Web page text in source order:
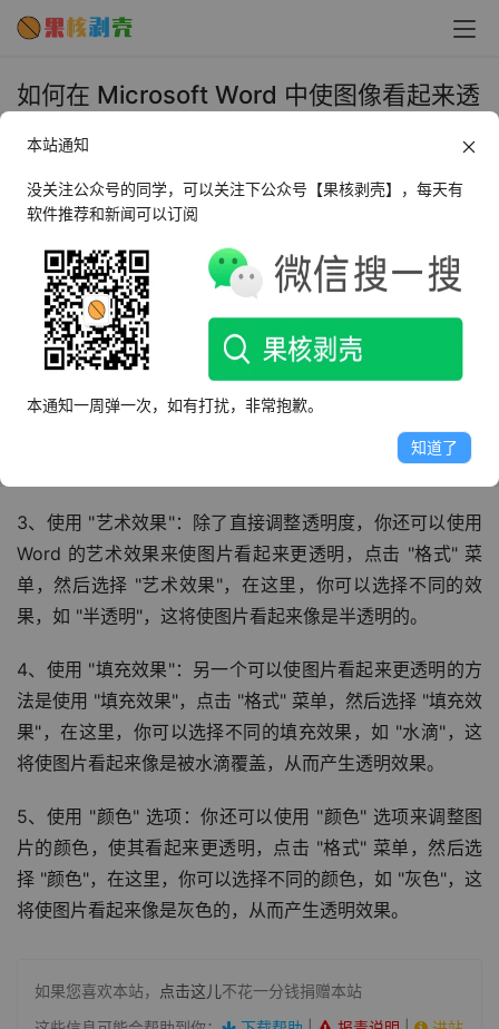
如何在 Microsoft Word 中使图像看起来透
2024年3月19日 上午10:22 • 教程
1、插入图片：我们需要在 Word 文档中插入我们想要使其
透明的图片，点击 "插入" 菜单，然后选择 "图片"，从你的
电脑中选择你想要插入的图片。
2、调整图片透明度：插入图片后，点击图片以选中它，然
后在顶部的 "格式" 菜单中，找到 "图片边框" 选项，在弹出
的对话框中，你可以看到 "透明度" 滑块，通过调整这个滑
3、使用 "艺术效果"：除了直接调整透明度，你还可以使用
Word 的艺术效果来使图片看起来更透明，点击 "格式" 菜
单，然后选择 "艺术效果"，在这里，你可以选择不同的效
果，如 "半透明"，这将使图片看起来像是半透明的。
4、使用 "填充效果"：另一个可以使图片看起来更透明的方
法是使用 "填充效果"，点击 "格式" 菜单，然后选择 "填充效
果"，在这里，你可以选择不同的填充效果，如 "水滴"，这
将使图片看起来像是被水滴覆盖，从而产生透明效果。
5、使用 "颜色" 选项：你还可以使用 "颜色" 选项来调整图
片的颜色，使其看起来更透明，点击 "格式" 菜单，然后选
择 "颜色"，在这里，你可以选择不同的颜色，如 "灰色"，这
将使图片看起来像是灰色的，从而产生透明效果。
如果您喜欢本站， 点击这儿不花一分钱捐赠本站
本站通知
没关注公众号的同学，可以关注下公众号【果核剥壳】，每天有
软件推荐和新闻可以订阅
本通知一周弹一次，如有打扰，非常抱歉。
知道了